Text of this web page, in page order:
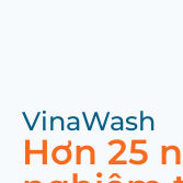
VinaWash
Hơn 25